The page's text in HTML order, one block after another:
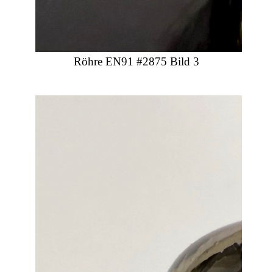
Röhre EN91 #2875 Bild 3